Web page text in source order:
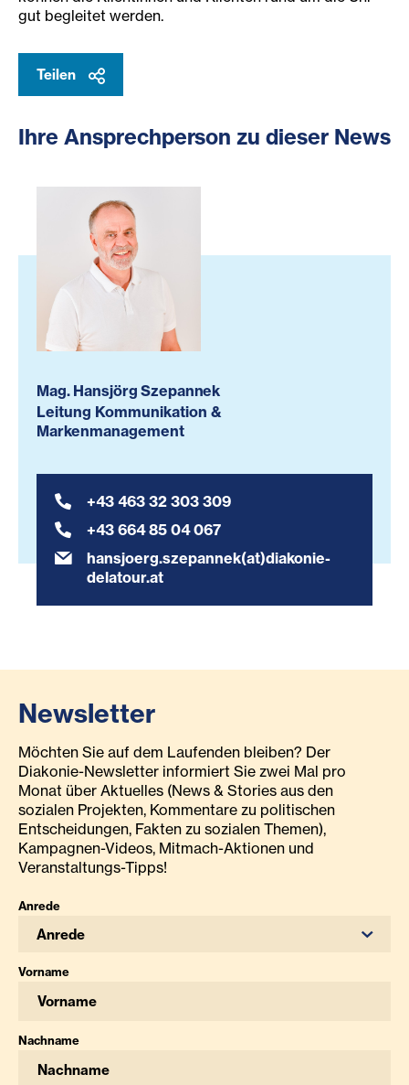
gut begleitet werden.
Teilen
Ihre Ansprechperson zu dieser News
Mag. Hansjörg Szepannek
Leitung Kommunikation &
Markenmanagement
+43 463 32 303 309
+43 664 85 04 067
hansjoerg.szepannek(at)diakonie-
delatour.at
Newsletter
Möchten Sie auf dem Laufenden bleiben? Der
Diakonie-Newsletter informiert Sie zwei Mal pro
Monat über Aktuelles (News & Stories aus den
sozialen Projekten, Kommentare zu politischen
Entscheidungen, Fakten zu sozialen Themen),
Kampagnen-Videos, Mitmach-Aktionen und
Veranstaltungs-Tipps!
Anrede
Anrede
Vorname
Nachname